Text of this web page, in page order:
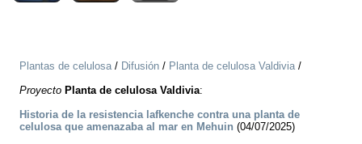
Plantas de celulosa/ Difusión / Planta de celulosa Valdivia/
Proyecto Planta de celulosa Valdivia:
Historia de la resistencia lafkenche contra una planta de
celulosa que amenazaba al mar en Mehuin (04/07/2025)